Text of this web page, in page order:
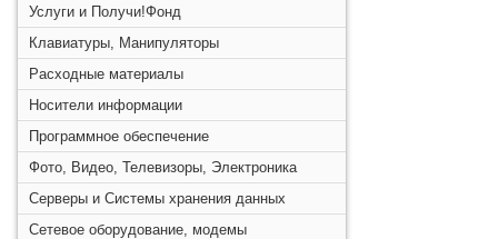
Услуги и Получи!Фонд
Клавиатуры, Манипуляторы
Расходные материалы
Носители информации
Программное обеспечение
Фото, Видео, Телевизоры, Электроника
Серверы и Системы хранения данных
Сетевое оборудование, модемы